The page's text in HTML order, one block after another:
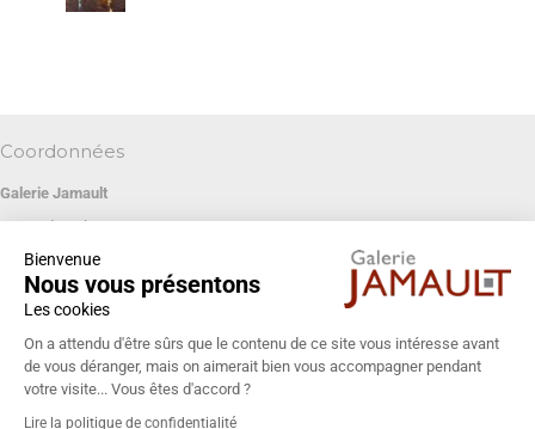
Bienvenue
Nous vous présentons
Les cookies
On a attendu d'être sûrs que le contenu de ce site vous intéresse avant
de vous déranger, mais on aimerait bien vous accompagner pendant
votre visite... Vous êtes d'accord ?
Lire la politique de confidentialité
Coordonnées
Galerie Jamault
19 rue des Blancs Manteaux
75004 PARIS
+33 (0)1 42 74 13 85
galeriejamault@gmail.com